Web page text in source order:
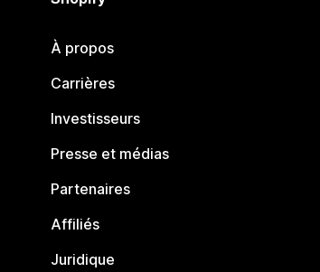
À propos
Carrières
Investisseurs
Presse et médias
Partenaires
Affiliés
Juridique